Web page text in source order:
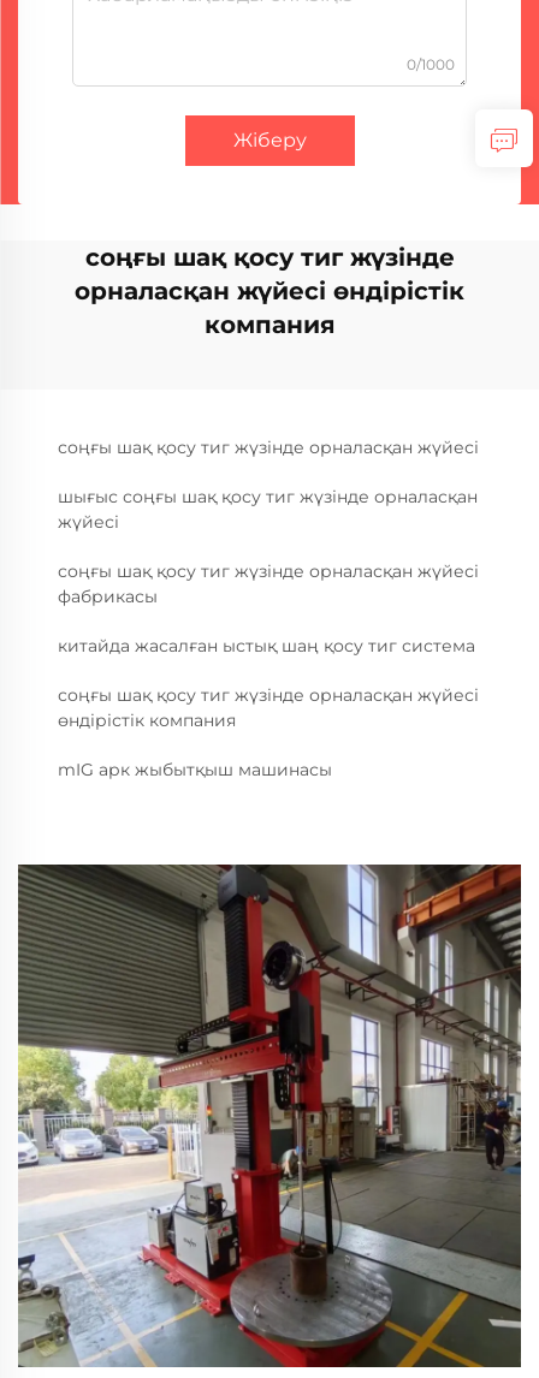
0/1000
Жіберу
соңғы шақ қосу тиг жүзінде
орналасқан жүйесі өндірістік
компания
соңғы шақ қосу тиг жүзінде орналасқан жүйесі
шығыс соңғы шақ қосу тиг жүзінде орналасқан
жүйесі
соңғы шақ қосу тиг жүзінде орналасқан жүйесі
фабрикасы
китайда жасалған ыстық шаң қосу тиг система
соңғы шақ қосу тиг жүзінде орналасқан жүйесі
өндірістік компания
mIG арк жыбытқыш машинасы